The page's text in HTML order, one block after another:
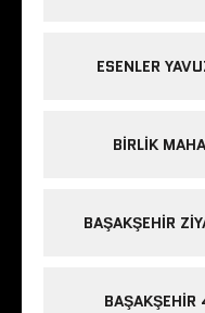
ESENLER
BIRLIK
BAŞAKŞEHIR
BAŞAKŞEHIR